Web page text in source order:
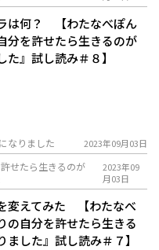
は何？ 【わたなべぽん
分を許せたら生きるのが
た』試し読み＃８】
なりました 2023年09月03日
せたら生きるのが
2023年09
月03日
変えてみた 【わたなべ
の自分を許せたら生きる
ました』試し読み＃７】